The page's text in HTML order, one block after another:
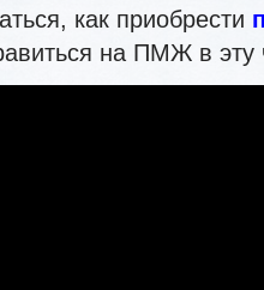
как приобрести
на ПМЖ в эту